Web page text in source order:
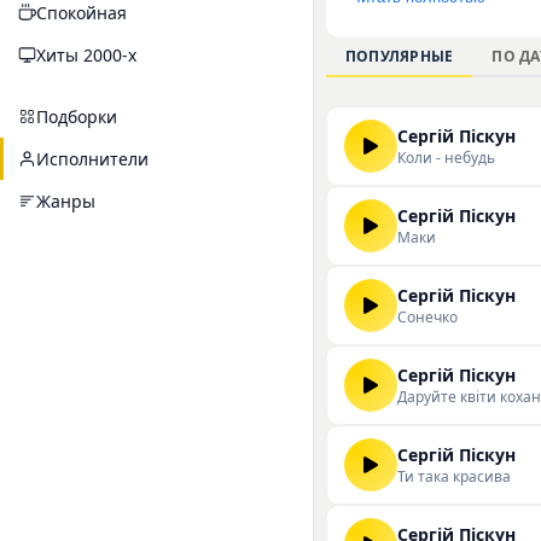
Спокойная
Хиты 2000-х
Подборки
Исполнители
Жанры
подходит для
дискографией
ПОПУЛЯРНЫЕ ПО
Сергій Піскун
Коли - небудь
Сергій Піскун
Маки
Сергій Піскун
Сонечко
Сергій Піскун
Даруйте квіти
Сергій Піскун
Ти така красива
Сергій Піскун